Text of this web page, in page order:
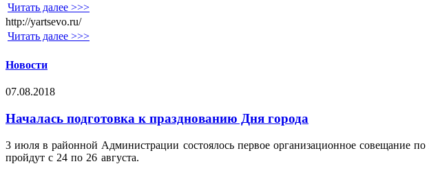
Читать далее >>>
http://yartsevo.ru/
Читать далее >>>
Новости
07.08.2018
Началась подготовка к празднованию Дня города
3 июля в районной Администрации состоялось первое организационное совещание
пройдут с 24 по 26 августа.